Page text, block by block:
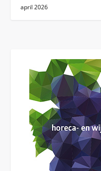
april 2026